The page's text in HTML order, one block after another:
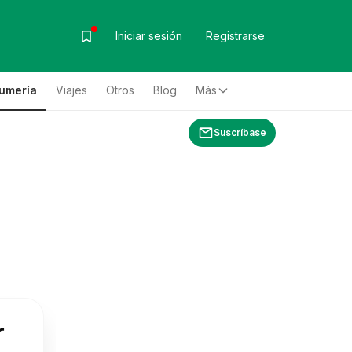
Iniciar sesión Registrarse
Viajes Otros Blog Más
Suscríbase